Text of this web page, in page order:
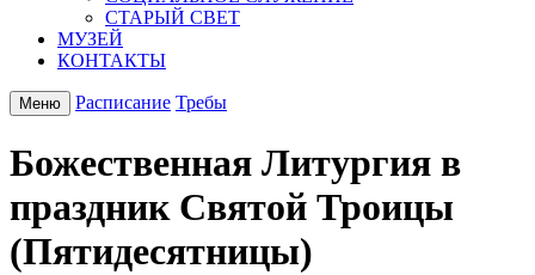
СТАРЫЙ СВЕТ
МУЗЕЙ
КОНТАКТЫ
Меню Расписание Требы
Божественная Литургия в
праздник Святой Троицы
(Пятидесятницы)